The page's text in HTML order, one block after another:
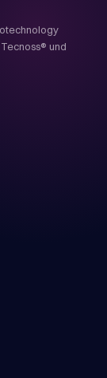
und